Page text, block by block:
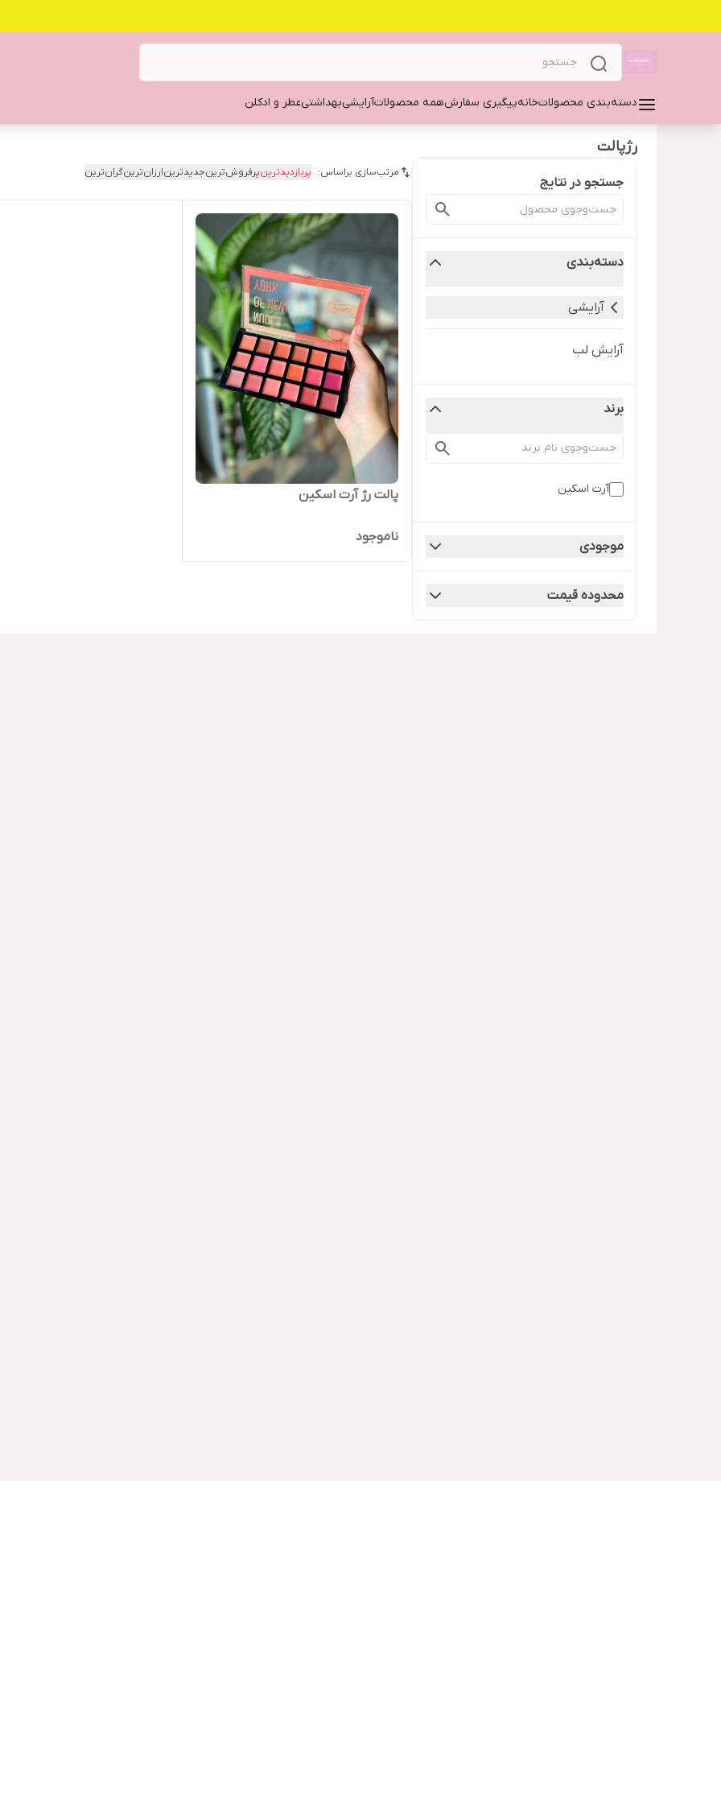
دسته‌بندی محصولاتخانهپیگیری سفارشهمه محصولاتآرایشیبهداشتیعطر و ادکلن
رژپالت
جستجو در نتایج
دسته‌بندی
آرایشی
آرایش لب
برند
آرت اسکین
موجودی
محدوده قیمت
مرتب‌سازی براساس: پربازدیدترینپرفروش‌ترینجدیدترینارزان‌ترینگران‌ترین
پالت رژ آرت اسکین
ناموجود